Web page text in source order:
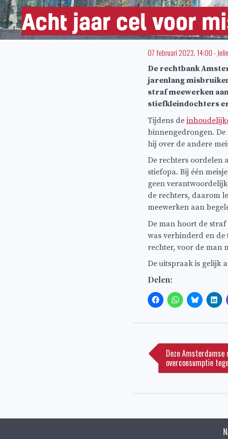
Acht jaar cel voor
07 februari 2023, 14:00-
De rechtbank
jarenlang
straf meewerken
stiefkleindochters
Tijdens de
binnengedrongen. De
hij over de andere
De rechters oordelen
stiefopa. Bij één
geen
de rechters, daarom
meewerken aan
De man hoort de
was verhinderd en de
rechter, voor de man
De uitspraak is gelijk
Delen:
navigatie
Deze
overconsumptie